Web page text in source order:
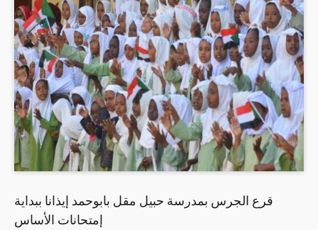
قرع الجرس بمدرسة حبيل مقل بابوحمد إيذانا ببداية
إمتحانات الأساس